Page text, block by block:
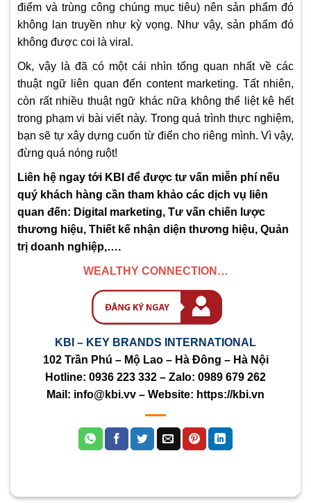
điểm và trùng công chúng mục tiêu) nên sản phẩm đó
không lan truyền như kỳ vọng. Như vậy, sản phẩm đó
không được coi là viral.
Ok, vậy là đã có một cái nhìn tổng quan nhất về các
thuật ngữ liên quan đến content marketing. Tất nhiên,
còn rất nhiều thuật ngữ khác nữa không thể liệt kê hết
trong phạm vi bài viết này. Trong quá trình thực nghiệm,
bạn sẽ tự xây dựng cuốn từ điển cho riêng mình. Vì vậy,
đừng quá nóng ruột!
Liên hệ ngay tới KBI để được tư vấn miễn phí nếu
quý khách hàng cần tham khảo các dịch vụ liên
quan đến: Digital marketing, Tư vấn chiến lược
thương hiệu, Thiết kế nhận diện thương hiệu, Quản
trị doanh nghiệp,….
WEALTHY CONNECTION…
KBI – KEY BRANDS INTERNATIONAL
102 Trần Phú – Mộ Lao – Hà Đông – Hà Nội
Hotline: 0936 223 332 – Zalo: 0989 679 262
Mail: info@kbi.vv – Website: https://kbi.vn